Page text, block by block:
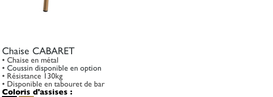
Chaise CABARET
• Chaise en métal
• Coussin disponible en option
• Résistance 130kg
• Disponible en tabouret de bar
Coloris d'assises :